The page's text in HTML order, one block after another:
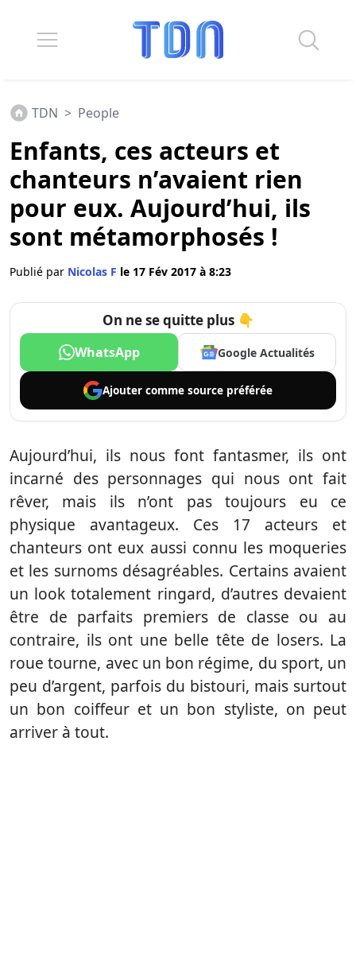
TDN > People
Enfants, ces acteurs et
chanteurs n’avaient rien
pour eux. Aujourd’hui, ils
sont métamorphosés !
Publié par Nicolas F le 17 Fév 2017 à 8:23
On ne se quitte plus 👇
WhatsApp Google Actualités
Ajouter comme source préférée
Aujourd’hui, ils nous font fantasmer, ils ont
incarné des personnages qui nous ont fait
rêver, mais ils n’ont pas toujours eu ce
physique avantageux. Ces 17 acteurs et
chanteurs ont eux aussi connu les moqueries
et les surnoms désagréables. Certains avaient
un look totalement ringard, d’autres devaient
être de parfaits premiers de classe ou au
contraire, ils ont une belle tête de losers. La
roue tourne, avec un bon régime, du sport, un
peu d’argent, parfois du bistouri, mais surtout
un bon coiffeur et un bon styliste, on peut
arriver à tout.